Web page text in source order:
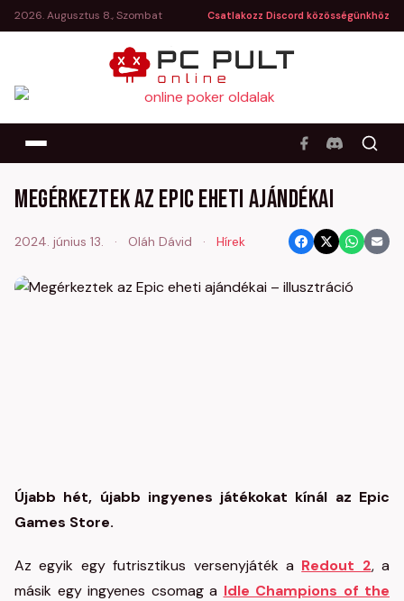
2026. Augusztus 8., Szombat Csatlakozz Discord közösségünkhöz
Megérkeztek az Epic eheti ajándékai
2024. június 13. · Oláh Dávid · Hírek
Újabb hét, újabb ingyenes játékokat kínál az Epic
Games Store.
Az egyik egy futrisztikus versenyjáték a Redout 2, a
másik egy ingyenes csomag a Idle Champions of the